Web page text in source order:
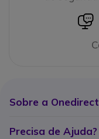
Sobre a Onedirect
Precisa de Ajuda?